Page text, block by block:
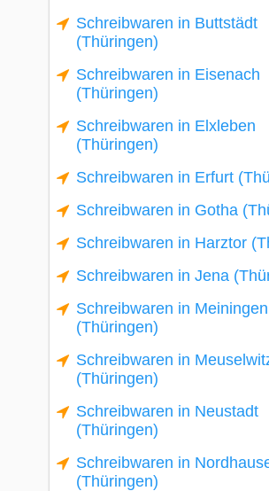
Schreibwaren in Buttstädt
(Thüringen)
Schreibwaren in Eisenach
(Thüringen)
Schreibwaren in Elxleben
(Thüringen)
Schreibwaren in Erfurt
Schreibwaren in Gotha
Schreibwaren in Harztor
Schreibwaren in Jena
Schreibwaren in Meiningen
(Thüringen)
Schreibwaren in
(Thüringen)
Schreibwaren in Neustadt
(Thüringen)
Schreibwaren in
(Thüringen)